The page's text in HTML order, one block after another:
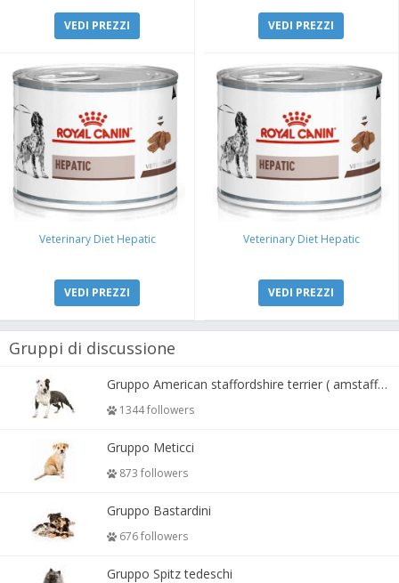
VEDI PREZZI VEDI PREZZI
Veterinary Diet Hepatic
VEDI PREZZI
Veterinary Diet Hepatic
VEDI PREZZI
Gruppi di discussione
Gruppo American staffordshire terrier ( amstaff, amastaff )
1344 followers
Gruppo Meticci
873 followers
Gruppo Bastardini
676 followers
Gruppo Spitz tedeschi